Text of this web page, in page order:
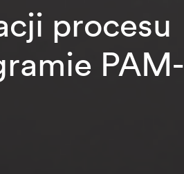
procesu
PAM-